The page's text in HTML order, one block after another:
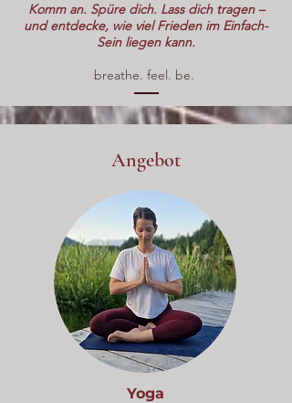
Komm an. Spüre dich. Lass dich tragen –
und entdecke, wie viel Frieden im Einfach-
Sein liegen kann.
breathe. feel. be.
Angebot
Yoga